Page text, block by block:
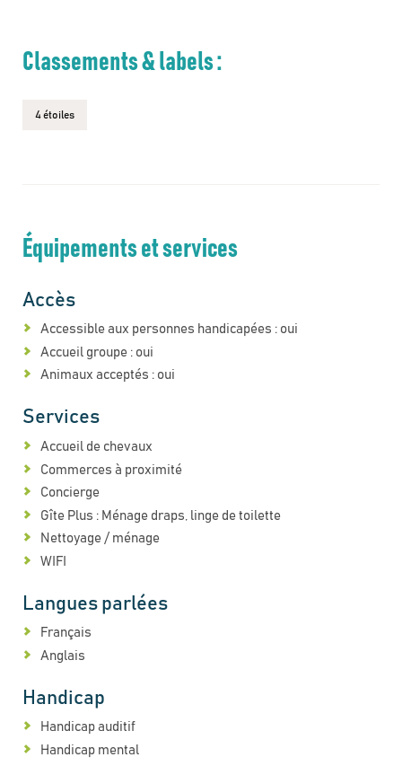
Classements & labels :
4 étoiles
Équipements et services
Accès
Accessible aux personnes handicapées : oui
Accueil groupe : oui
Animaux acceptés : oui
Services
Accueil de chevaux
Commerces à proximité
Concierge
Gîte Plus : Ménage draps, linge de toilette
Nettoyage / ménage
WIFI
Langues parlées
Français
Anglais
Handicap
Handicap auditif
Handicap mental